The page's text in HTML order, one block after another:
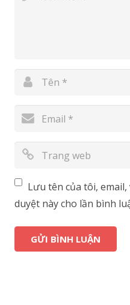
Lưu tên của tôi,
duyệt này cho lần bình